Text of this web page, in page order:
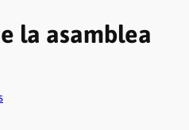
la asamblea